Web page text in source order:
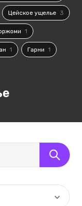
Цейское ущелье 3
1
1 Гарни 1